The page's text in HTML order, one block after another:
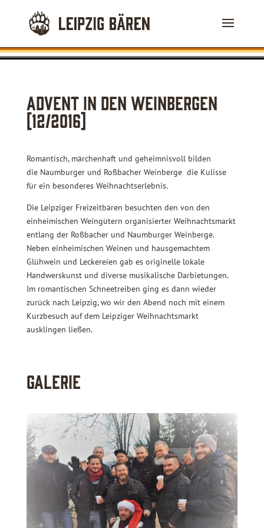
Advent in den Weinbergen
[12/2016]
Romantisch, märchenhaft und geheimnisvoll bilden
die Naumburger und Roßbacher Weinberge die Kulisse
für ein besonderes Weihnachtserlebnis.
Die Leipziger Freizeitbären besuchten den von den
einheimischen Weingütern organisierter Weihnachtsmarkt
entlang der Roßbacher und Naumburger Weinberge.
Neben einheimischen Weinen und hausgemachtem
Glühwein und Leckereien gab es originelle lokale
Handwerskunst und diverse musikalische Darbietungen.
Im romantischen Schneetreiben ging es dann wieder
zurück nach Leipzig, wo wir den Abend noch mit einem
Kurzbesuch auf dem Leipziger Weihnachtsmarkt
ausklingen ließen.
Galerie